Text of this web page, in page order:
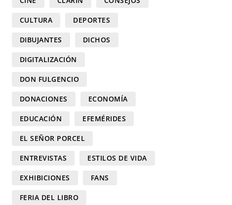
CULTURA DEPORTES
DIBUJANTES DICHOS
DIGITALIZACIÓN
DON FULGENCIO
DONACIONES ECONOMÍA
EDUCACIÓN EFEMÉRIDES
EL SEÑOR PORCEL
ENTREVISTAS ESTILOS DE VIDA
EXHIBICIONES FANS
FERIA DEL LIBRO